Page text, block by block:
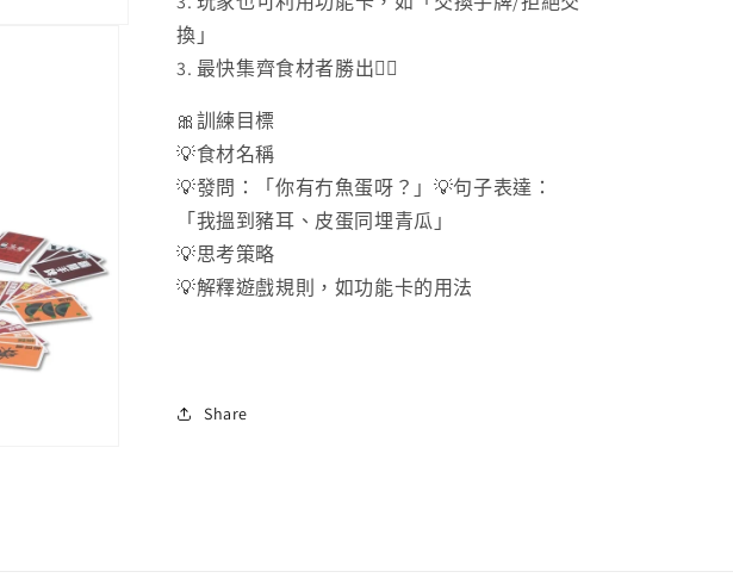
換」
3. 最快集齊食材者勝出👍🏻
🎀訓練目標
💡食材名稱
💡發問：「你有冇魚蛋呀？」💡句子表達：
「我搵到豬耳、皮蛋同埋青瓜」
💡思考策略
💡解釋遊戲規則，如功能卡的用法
Share